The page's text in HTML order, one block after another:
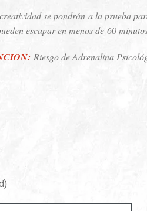
se pondrán a la prueba
escapar en menos de 60
Riesgo de Adrenalina